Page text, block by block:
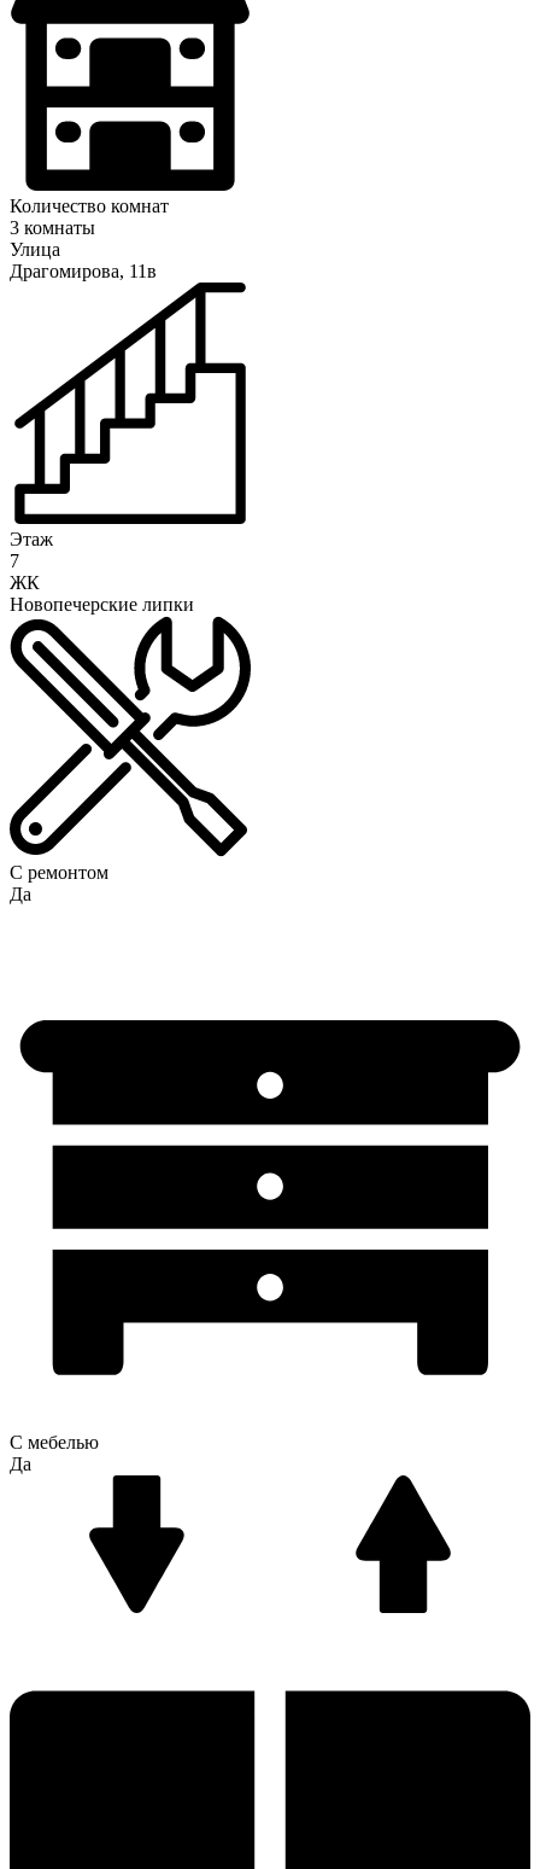
Количество комнат
3 комнаты
Улица
Драгомирова, 11в
Этаж
7
ЖК
Новопечерские липки
С ремонтом
Да
С мебелью
Да